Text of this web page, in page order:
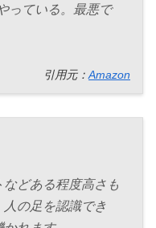
っている。最悪で
引用元： Amazon
どある程度高さも
の足を認識でき